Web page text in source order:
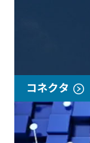
コネクタ